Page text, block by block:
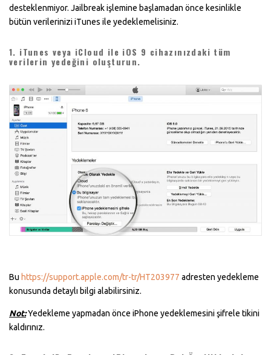
desteklenmiyor. Jailbreak işlemine başlamadan önce kesinlikle
bütün verilerinizi iTunes ile yedeklemelisiniz.
1. iTunes veya iCloud ile iOS 9 cihazınızdaki tüm
verilerin yedeğini oluşturun.
Bu https://support.apple.com/tr-tr/HT203977 adresten yedekleme
konusunda detaylı bilgi alabilirsiniz.
Not:Yedekleme yapmadan önce iPhone yedeklemesini şifrele tikini
kaldırınız.